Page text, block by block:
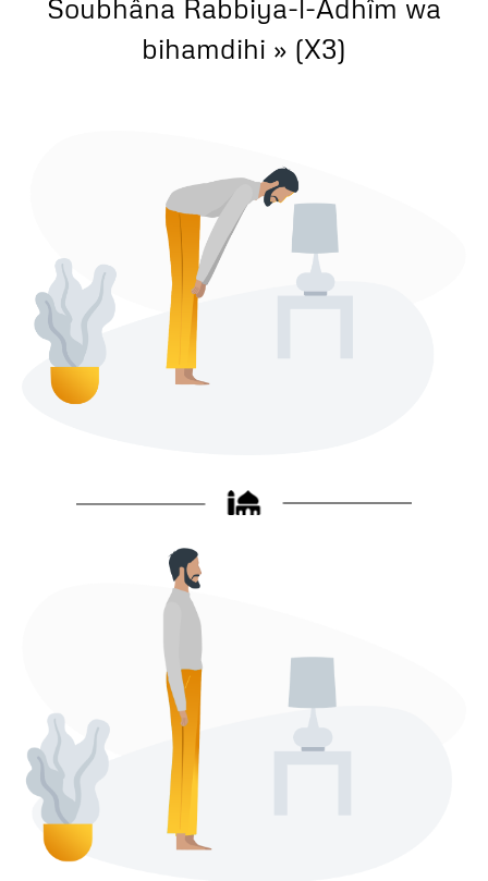
Soubhâna Rabbiya-l-Adhîm wa
bihamdihi » (X3)